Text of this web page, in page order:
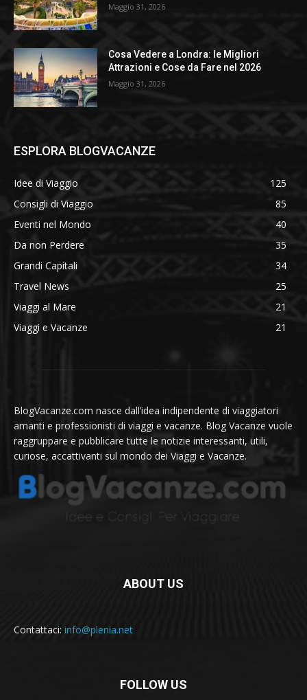
Maggio 31, 2026
Cosa Vedere a Londra: le Migliori
Attrazioni e Cose da Fare nel 2026
Maggio 31, 2026
ESPLORA BLOGVACANZE
Idee di Viaggio
125
Consigli di Viaggio
85
Eventi nel Mondo
40
Da non Perdere
35
Grandi Capitali
34
Travel News
25
Viaggi al Mare
21
Viaggi e Vacanze
21
BlogVacanze.com nasce dall’idea indipendente di viaggiatori
amanti e professionisti di viaggi e vacanze. Blog Vacanze vuole
raggruppare e pubblicare tutte le notizie interessanti, utili,
curiose, accattivanti sul mondo dei Viaggi e Vacanze.
ABOUT US
Contattaci: info@plenia.net
FOLLOW US